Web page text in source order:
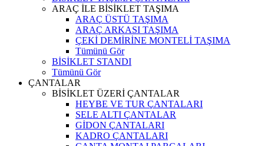
ARAÇ İLE BİSİKLET TAŞIMA
ARAÇ ÜSTÜ TAŞIMA
ARAÇ ARKASI TAŞIMA
ÇEKİ DEMİRİNE MONTELİ TAŞIMA
Tümünü Gör
BİSİKLET STANDI
Tümünü Gör
ÇANTALAR
BİSİKLET ÜZERİ ÇANTALAR
HEYBE VE TUR ÇANTALARI
SELE ALTI ÇANTALAR
GİDON ÇANTALARI
KADRO ÇANTALARI